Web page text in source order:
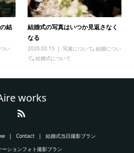
結
い
結婚式の写真はいつか見返さなく
なる
2020.03.15 写真について,結婚につい
て,結婚式について
works
Contact
結婚式当日撮影プラン
ーションフォト撮影プラン